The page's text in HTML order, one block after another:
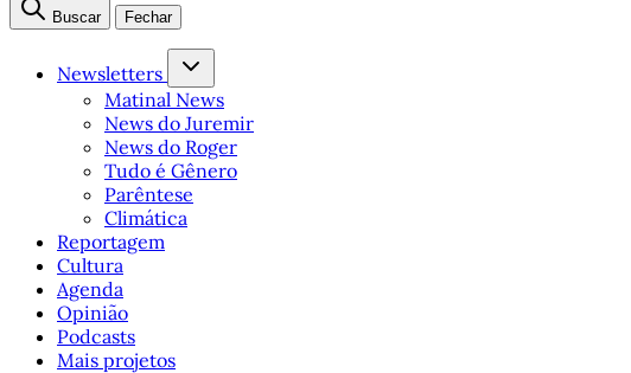
Buscar Fechar
Newsletters
Matinal News
News do Juremir
News do Roger
Tudo é Gênero
Parêntese
Climática
Reportagem
Cultura
Agenda
Opinião
Podcasts
Mais projetos